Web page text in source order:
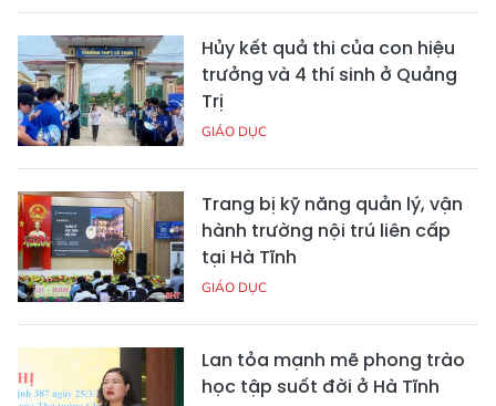
Hủy kết quả thi của con hiệu
trưởng và 4 thí sinh ở Quảng
Trị
GIÁO DỤC
Trang bị kỹ năng quản lý, vận
hành trường nội trú liên cấp
tại Hà Tĩnh
GIÁO DỤC
Lan tỏa mạnh mẽ phong trào
học tập suốt đời ở Hà Tĩnh